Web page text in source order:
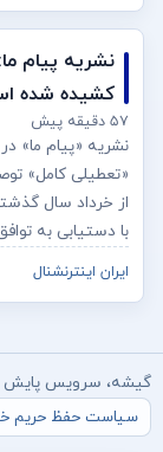
نشریه پیام
کشیده شده
۵۷ دقیقه پیش
نشریه «پیام ما»
«تعطیلی کامل»
از خرداد سال
با دستیابی به
ایران اینترنشنال
گیشه، سرویس پایش
سیاست حفظ حریم